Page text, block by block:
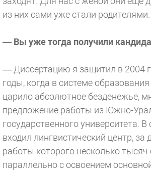
из них сами уже стали родителями.
— Вы уже тогда получили
— Диссертацию я защитил в 2004
годы, когда в системе
царило абсолютное безденежье,
предложение работы из Южно-
государственного университета.
входил лингвистический центр, за
работы которого несколько тысяч
параллельно с освоением